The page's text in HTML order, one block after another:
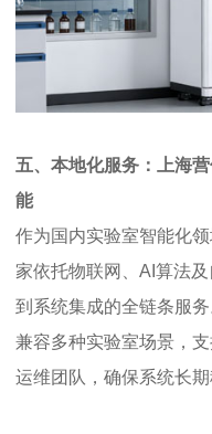
五、本地化服务：上海
能
作为国内实验室智能化
家依托物联网、AI算法
到系统集成的全链条服
兼容多种实验室场景，
运维团队，确保系统长